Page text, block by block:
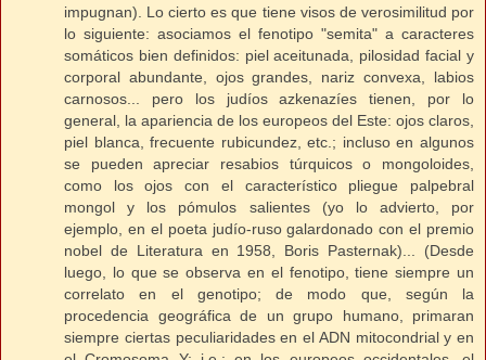
impugnan). Lo cierto es que tiene visos de verosimilitud por
lo siguiente: asociamos el fenotipo "semita" a caracteres
somáticos bien definidos: piel aceitunada, pilosidad facial y
corporal abundante, ojos grandes, nariz convexa, labios
carnosos... pero los judíos azkenazíes tienen, por lo
general, la apariencia de los europeos del Este: ojos claros,
piel blanca, frecuente rubicundez, etc.; incluso en algunos
se pueden apreciar resabios túrquicos o mongoloides,
como los ojos con el característico pliegue palpebral
mongol y los pómulos salientes (yo lo advierto, por
ejemplo, en el poeta judío-ruso galardonado con el premio
nobel de Literatura en 1958, Boris Pasternak)... (Desde
luego, lo que se observa en el fenotipo, tiene siempre un
correlato en el genotipo; de modo que, según la
procedencia geográfica de un grupo humano, primaran
siempre ciertas peculiaridades en el ADN mitocondrial y en